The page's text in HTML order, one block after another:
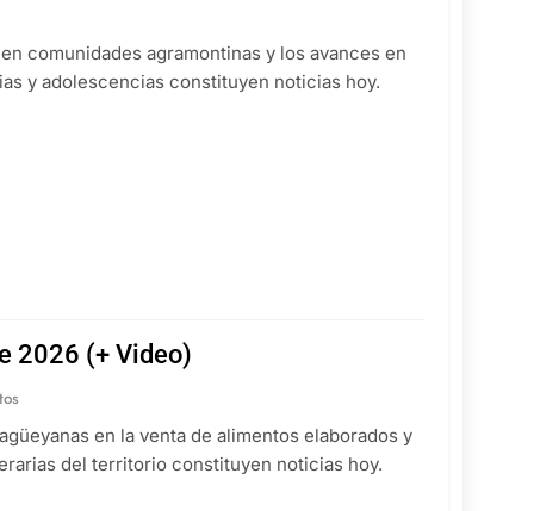
comunidades agramontinas y los avances en
y adolescencias constituyen noticias hoy.
2026 (+ Video)
en la venta de alimentos elaborados y
del territorio constituyen noticias hoy.